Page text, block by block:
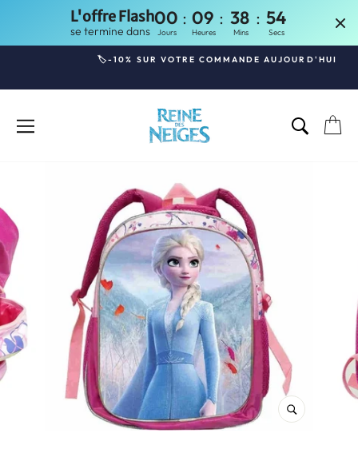
L'offre Flash
se termine dans
00 : 09 : 38 : 54
Jours Heures Mins Secs
contenu
🏷️-10% SUR VOTRE COMMANDE AUJOURD'HUI
FERMER
(ESC)